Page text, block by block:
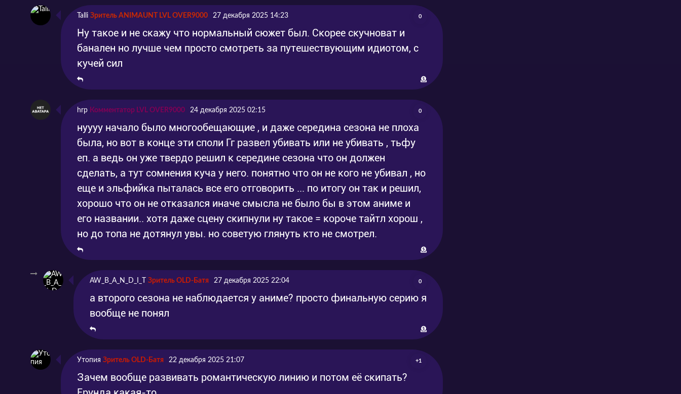
Talli Зритель ANIMAUNT LVL OVER9000 27 декабря 2025 14:23 0
Ну такое и не скажу что нормальный сюжет был. Скорее скучноват и
банален но лучше чем просто смотреть за путешествующим идиотом, с
кучей сил
hrp Комментатор LVL OVER9000 24 декабря 2025 02:15 0
нуууу начало было многообещающие , и даже середина сезона не плоха
была, но вот в конце эти споли Гг развел убивать или не убивать , тьфу
еп. а ведь он уже твердо решил к середине сезона что он должен
сделать, а тут сомнения куча у него. понятно что он не кого не убивал , но
еще и эльфийка пыталась все его отговорить ... по итогу он так и решил,
хорошо что он не отказался иначе смысла не было бы в этом аниме и
его названии.. хотя даже сцену скипнули ну такое = короче тайтл хорош ,
но до топа не дотянул увы. но советую глянуть кто не смотрел.
AW_B_A_N_D_I_T Зритель OLD-Батя 27 декабря 2025 22:04 0
а второго сезона не наблюдается у аниме? просто финальную серию я
вообще не понял
Утопия Зритель OLD-Батя 22 декабря 2025 21:07 +1
Зачем вообще развивать романтическую линию и потом её скипать?